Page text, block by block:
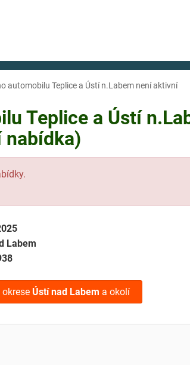
automobilu Teplice a Ústí n.Labem není aktivní
Teplice a Ústí
nabídka)
Labem
okrese Ústí nad Labem a okolí